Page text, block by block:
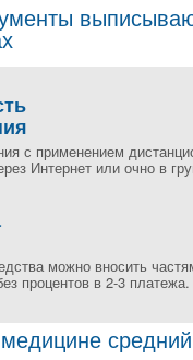
с применением
Интернет или очно в
можно вносить
процентов в 2-3 платежа.